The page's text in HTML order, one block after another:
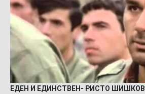
ЕДЕН И ЕДИНСТВЕН- РИСТО ШИШКОВ